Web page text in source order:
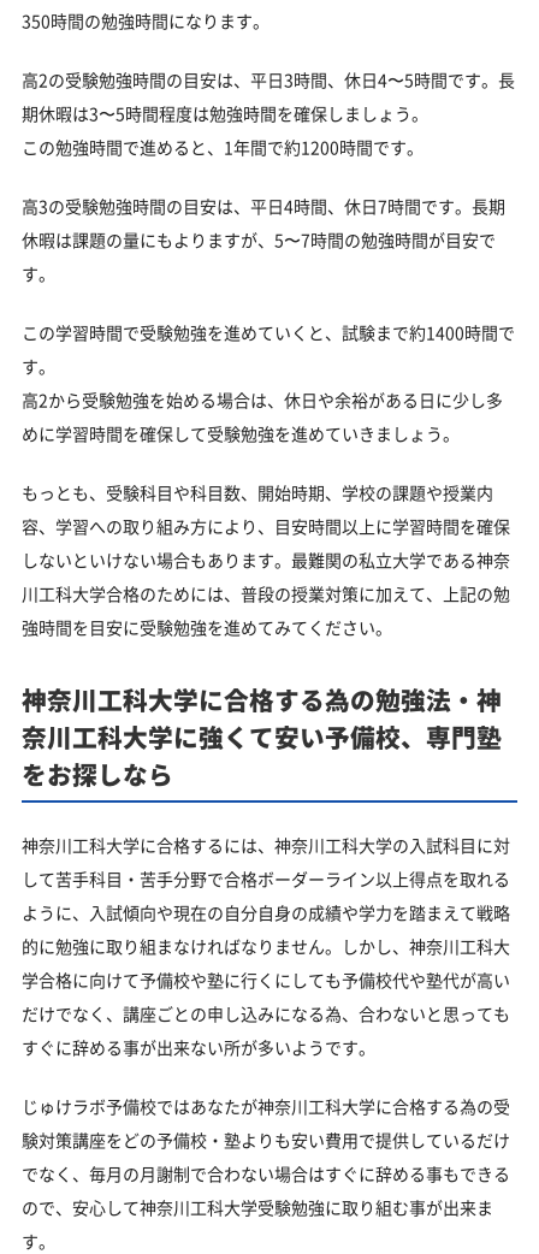
350時間の勉強時間になります。
高2の受験勉強時間の目安は、平日3時間、休日4〜5時間です。長
期休暇は3〜5時間程度は勉強時間を確保しましょう。
この勉強時間で進めると、1年間で約1200時間です。
高3の受験勉強時間の目安は、平日4時間、休日7時間です。長期
休暇は課題の量にもよりますが、5〜7時間の勉強時間が目安で
す。
この学習時間で受験勉強を進めていくと、試験まで約1400時間で
す。
高2から受験勉強を始める場合は、休日や余裕がある日に少し多
めに学習時間を確保して受験勉強を進めていきましょう。
もっとも、受験科目や科目数、開始時期、学校の課題や授業内
容、学習への取り組み方により、目安時間以上に学習時間を確保
しないといけない場合もあります。最難関の私立大学である神奈
川工科大学合格のためには、普段の授業対策に加えて、上記の勉
強時間を目安に受験勉強を進めてみてください。
神奈川工科大学に合格する為の勉強法・神
奈川工科大学に強くて安い予備校、専門塾
をお探しなら
神奈川工科大学に合格するには、神奈川工科大学の入試科目に対
して苦手科目・苦手分野で合格ボーダーライン以上得点を取れる
ように、入試傾向や現在の自分自身の成績や学力を踏まえて戦略
的に勉強に取り組まなければなりません。しかし、神奈川工科大
学合格に向けて予備校や塾に行くにしても予備校代や塾代が高い
だけでなく、講座ごとの申し込みになる為、合わないと思っても
すぐに辞める事が出来ない所が多いようです。
じゅけラボ予備校ではあなたが神奈川工科大学に合格する為の受
験対策講座をどの予備校・塾よりも安い費用で提供しているだけ
でなく、毎月の月謝制で合わない場合はすぐに辞める事もできる
ので、安心して神奈川工科大学受験勉強に取り組む事が出来ま
す。